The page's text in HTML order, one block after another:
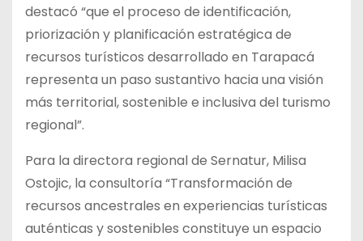
destacó “que el proceso de identificación,
priorización y planificación estratégica de
recursos turísticos desarrollado en Tarapacá
representa un paso sustantivo hacia una visión
más territorial, sostenible e inclusiva del turismo
regional”.
Para la directora regional de Sernatur, Milisa
Ostojic, la consultoría “Transformación de
recursos ancestrales en experiencias turísticas
auténticas y sostenibles constituye un espacio